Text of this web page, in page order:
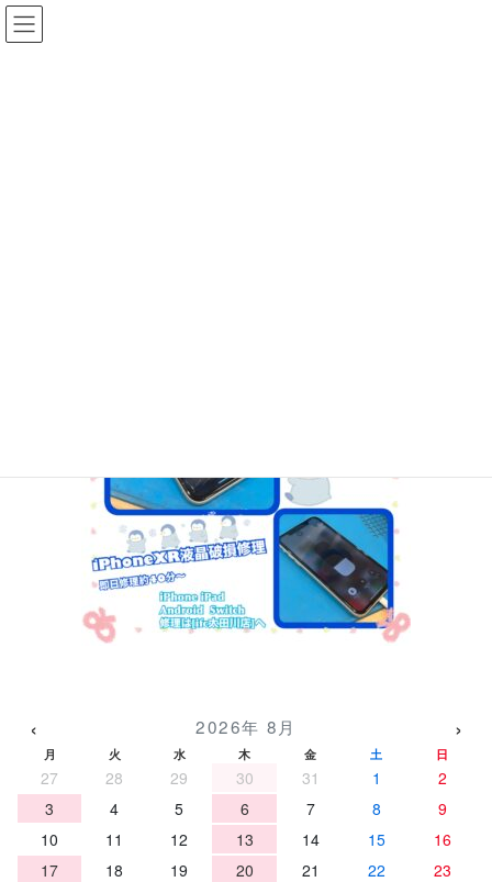
コ
ン
ナ
ビ
‹ 2026年 8月 ›
月 火 水 木 金 土 日
27 28 29 30 31 1
2
3
4 5 6 7 8
9
10
11 12 13 14 15
16
17
18 19 20 21 22
23